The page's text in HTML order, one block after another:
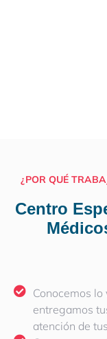
¿POR QUÉ
Centro
Conocemos
entregamos
atención de